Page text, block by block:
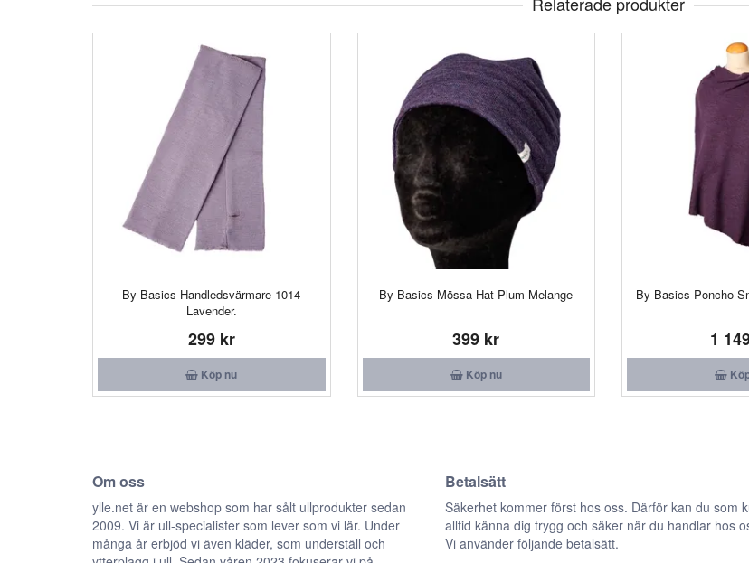
By Basics Handledsvärmare 1014
Lavender.
299 kr
Köp nu
By Basics Mössa Hat Plum Melange
399 kr
Köp nu
By Basics Poncho
1
Om oss
ylle.net är en webshop som har sålt ullprodukter sedan
2009. Vi är ull-specialister som lever som vi lär. Under
många år erbjöd vi även kläder, som underställ och
Betalsätt
Säkerhet kommer först hos oss. Därför kan du som
alltid känna dig trygg och säker när du handlar hos
Vi använder följande betalsätt.